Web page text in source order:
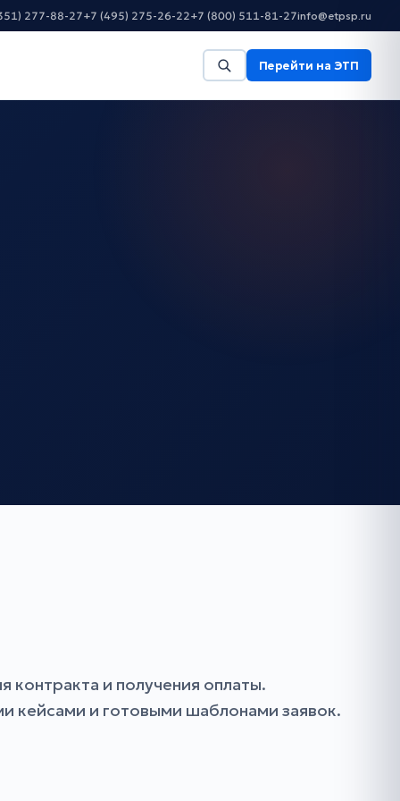
277-88-27+7 (495) 275-26-22+7 (800) 511-81-27info@etpsp.ru
Перейти на ЭТП
контракта и получения оплаты.
кейсами и готовыми шаблонами заявок.